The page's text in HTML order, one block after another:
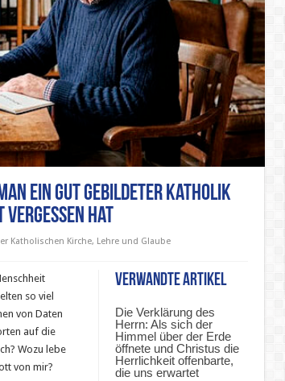
ein gut gebildeter Katholik
vergessen hat
Katholischen Kirche, Lehre und Glaube
Verwandte Artikel
Die Verklärung des
Herrn: Als sich der
Himmel über der Erde
öffnete und Christus die
Herrlichkeit offenbarte,
die uns erwartet
so viel
von Daten
auf die
Wozu lebe
von mir?